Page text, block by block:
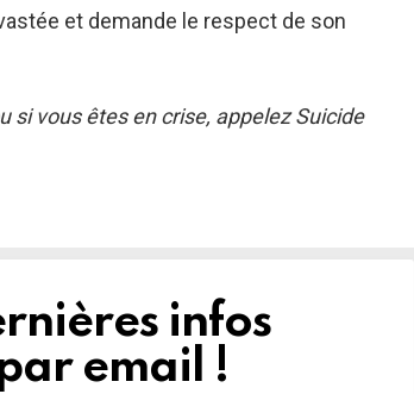
et demande le respect de son
si vous êtes en crise, appelez Suicide
infos
email !